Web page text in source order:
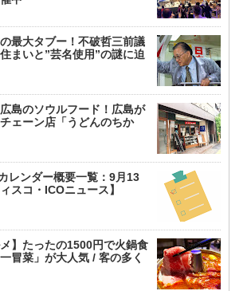
最大タブー！不破哲三前議
まいと”芸名使用”の謎に迫
島のソウルフード！広島が
ェーン店「うどんのちか
レンダー概要一覧：9月13
スコ・ICOニュース】
メ】たったの1500円で火鍋食
冒菜」が大人気 / 客の多く